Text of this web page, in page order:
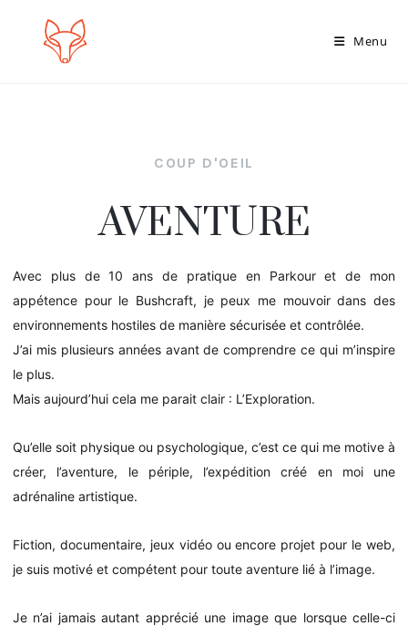
Menu
COUP D'OEIL
AVENTURE
Avec plus de 10 ans de pratique en Parkour et de mon
appétence pour le Bushcraft, je peux me mouvoir dans des
environnements hostiles de manière sécurisée et contrôlée.
J’ai mis plusieurs années avant de comprendre ce qui m’inspire
le plus.
Mais aujourd’hui cela me parait clair : L’Exploration.
Qu’elle soit physique ou psychologique, c’est ce qui me motive à
créer, l’aventure, le périple, l’expédition créé en moi une
adrénaline artistique.
Fiction, documentaire, jeux vidéo ou encore projet pour le web,
je suis motivé et compétent pour toute aventure lié à l’image.
Je n’ai jamais autant apprécié une image que lorsque celle-ci